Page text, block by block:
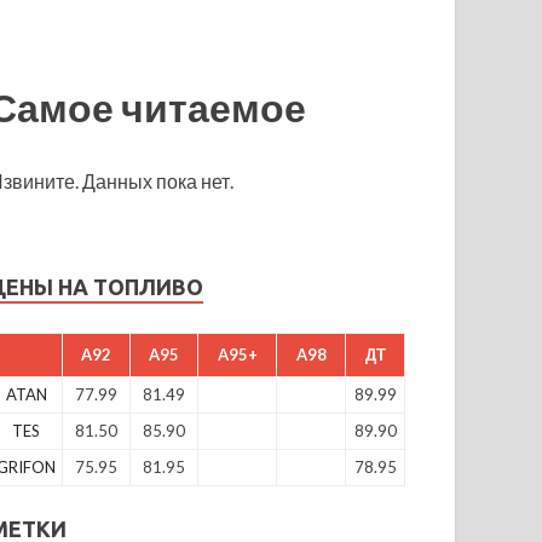
читаемое
Данных пока нет.
НА ТОПЛИВО
A92 A95 A95+ A98 ДТ
ATAN 77.99 81.49
89.99
TES
81.50 85.90
89.90
75.95 81.95 78.95